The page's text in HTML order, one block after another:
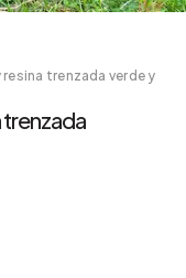
trenzada verde y
trenzada